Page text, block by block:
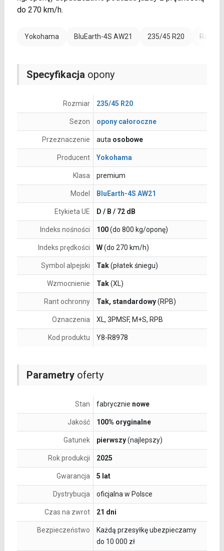
do 270 km/h.
Yokohama BluEarth-4S AW21 235/45 R20 Rant
Parametryoferty
Stan fabrycznie nowe
Jakość 100% oryginalne
Gatunek pierwszy(najlepszy)
Rok produkcji 2025
Gwarancja 5 lat
Dystrybucja oficjalna w Polsce
Czas na zwrot 21 dni
Bezpieczeństwo
Każdą przesyłkę ubezpieczamy
do 10 000 zł
Specyfikacja opony
Rozmiar 235/45 R20
Sezon opony całoroczne
Przeznaczenie auta osobowe
Producent Yokohama
Klasa premium
Model BluEarth-4S AW21
Etykieta UE D / B / 72 dB
Indeks nośności 100(do 800 kg/oponę)
Indeks prędkości W(do 270 km/h)
Symbol alpejski Tak(płatek śniegu)
Wzmocnienie Tak(XL)
Rant ochronny Tak, standardowy(RPB)
Oznaczenia XL, 3PMSF, M+S, RPB
Kod produktu Y8-R8978